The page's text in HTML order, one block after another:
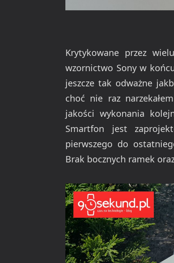
Krytykowane przez
wzornictwo Sony w
jeszcze tak odważne
choć nie raz
jakości wykonania
Smartfon jest
pierwszego do
Brak bocznych ramek